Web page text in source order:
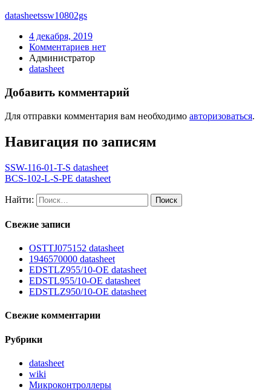
datasheetssw10802gs
4 декабря, 2019
Комментариев нет
Администратор
datasheet
Добавить комментарий
Для отправки комментария вам необходимо авторизоваться.
Навигация по записям
SSW-116-01-T-S datasheet
BCS-102-L-S-PE datasheet
Найти:
Свежие записи
OSTTJ075152 datasheet
1946570000 datasheet
EDSTLZ955/10-OE datasheet
EDSTL955/10-OE datasheet
EDSTLZ950/10-OE datasheet
Свежие комментарии
Рубрики
datasheet
wiki
Микроконтроллеры